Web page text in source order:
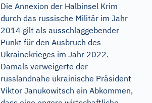
Die Annexion der Halbinsel Krim
durch das russische Militär im Jahr
2014 gilt als ausschlaggebender
Punkt für den Ausbruch des
Ukrainekrieges im Jahr 2022.
Damals verweigerte der
russlandnahe ukrainische Präsident
Viktor Janukowitsch ein Abkommen,